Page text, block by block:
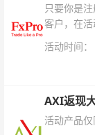
只要你是
客户，在
活动时间
AXI返现
活动产品